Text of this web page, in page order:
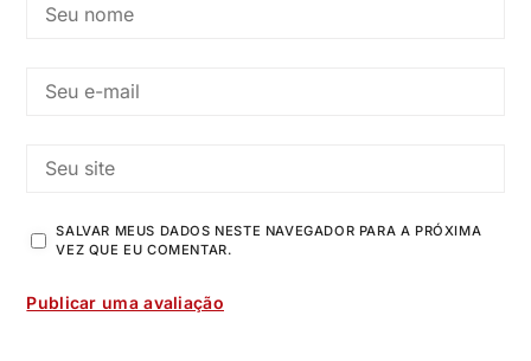
SALVAR MEUS DADOS NESTE NAVEGADOR PARA A PRÓXIMA
VEZ QUE EU COMENTAR.